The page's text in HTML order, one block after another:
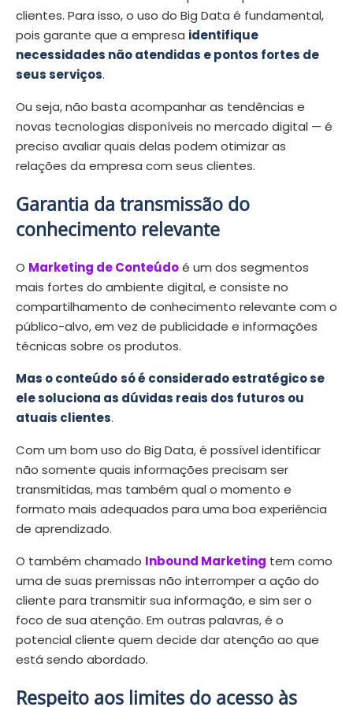
clientes. Para isso, o uso do Big Data é fundamental,
pois garante que a empresa identifique
necessidades não atendidas e pontos fortes de
seus serviços.
Ou seja, não basta acompanhar as tendências e
novas tecnologias disponíveis no mercado digital — é
preciso avaliar quais delas podem otimizar as
relações da empresa com seus clientes.
Garantia da transmissão do
conhecimento relevante
O Marketing de Conteúdoé um dos segmentos
mais fortes do ambiente digital, e consiste no
compartilhamento de conhecimento relevante com o
público-alvo, em vez de publicidade e informações
técnicas sobre os produtos.
Mas o conteúdosó é considerado estratégico se
ele soluciona as dúvidas reais dos futuros ou
atuais clientes.
Com um bom uso do Big Data, é possível identificar
não somente quais informações precisam ser
transmitidas, mas também qual o momento e
formato mais adequados para uma boa experiência
de aprendizado.
O também chamado Inbound Marketing tem como
uma de suas premissas não interromper a ação do
cliente para transmitir sua informação, e sim ser o
foco de sua atenção. Em outras palavras, é o
potencial cliente quem decide dar atenção ao que
está sendo abordado.
Respeito aos limites do acesso às